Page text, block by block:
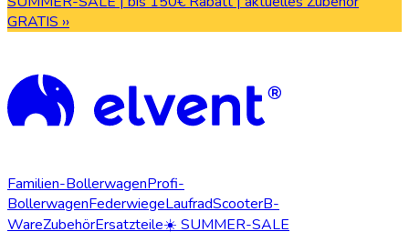
GRATIS ››
Familien-BollerwagenProfi-
BollerwagenFederwiegeLaufradScooterB-
WareZubehörErsatzteile☀️ SUMMER-SALE